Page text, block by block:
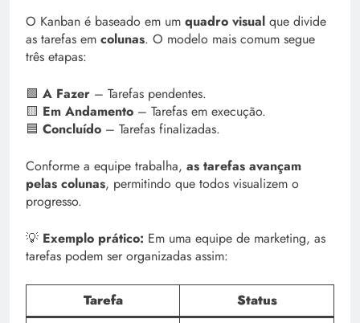
O Kanban é baseado em um quadro visual que divide
as tarefas em colunas. O modelo mais comum segue
três etapas:
🟩 A Fazer – Tarefas pendentes.
🟨 Em Andamento – Tarefas em execução.
🟦 Concluído – Tarefas finalizadas.
Conforme a equipe trabalha, as tarefas avançam
pelas colunas, permitindo que todos visualizem o
progresso.
💡 Exemplo prático: Em uma equipe de marketing, as
tarefas podem ser organizadas assim:
Tarefa
Status